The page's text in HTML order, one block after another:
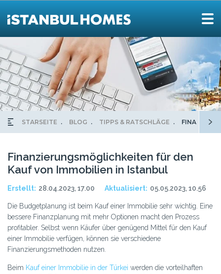
STARSEITE BLOG TIPPS & RATSCHLÄGE
Finanzierungsmöglichkeiten für den
Kauf von Immobilien in Istanbul
Erstellt: 28.04.2023, 17.00 Aktualisiert: 05.05.2023, 10.56
Die Budgetplanung ist beim Kauf einer Immobilie sehr wichtig. Eine
bessere Finanzplanung mit mehr Optionen macht den Prozess
profitabler. Selbst wenn Käufer über genügend Mittel für den Kauf
einer Immobilie verfügen, können sie verschiedene
Finanzierungsmethoden nutzen.
Beim Kauf einer Immobilie in der Türkei werden die vorteilhaften